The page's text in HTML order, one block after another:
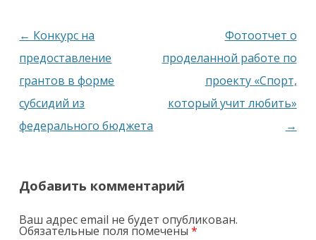
Навигация
по
записям
← Конкурс на
предоставление
грантов в форме
субсидий из
федерального бюджета
Фотоотчет о
проделанной работе по
проекту «Спорт,
который учит любить»
→
Добавить комментарий
Ваш адрес email не будет опубликован.
Обязательные поля помечены*